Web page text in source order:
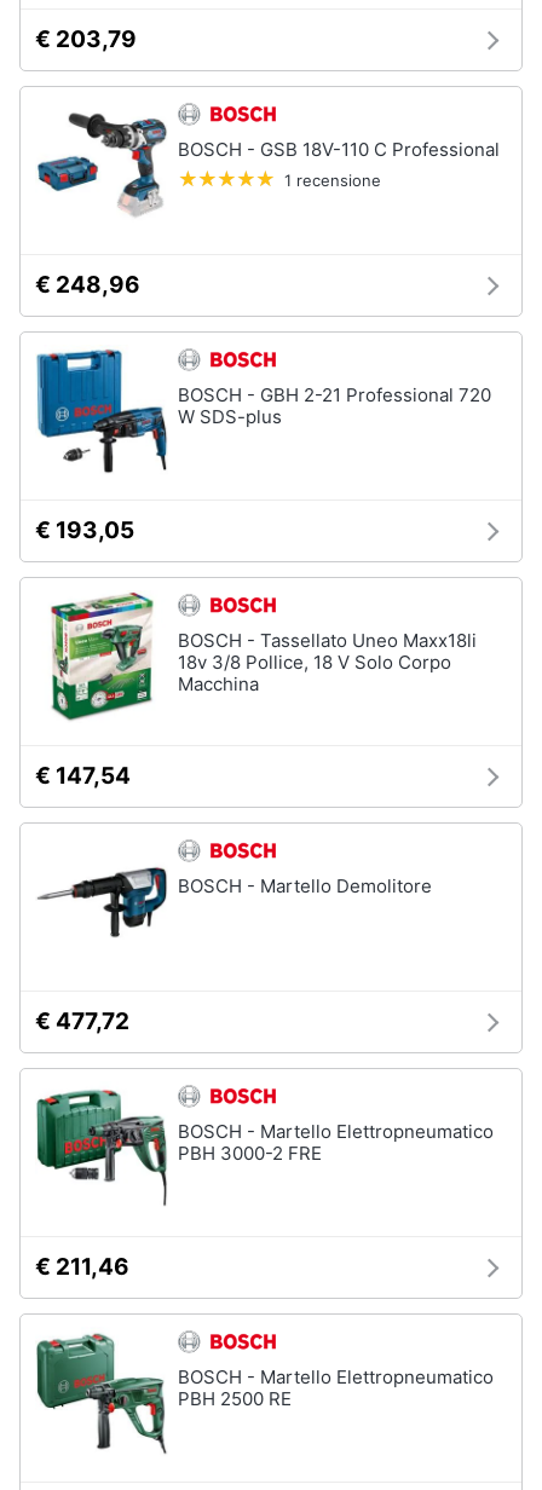
€ 203,79
BOSCH - GSB 18V-110 C Professional
1 recensione
€ 248,96
BOSCH - GBH 2-21 Professional 720
W SDS-plus
€ 193,05
BOSCH - Tassellato Uneo Maxx18li
18v 3/8 Pollice, 18 V Solo Corpo
Macchina
€ 147,54
BOSCH - Martello Demolitore
€ 477,72
BOSCH - Martello Elettropneumatico
PBH 3000-2 FRE
€ 211,46
BOSCH - Martello Elettropneumatico
PBH 2500 RE